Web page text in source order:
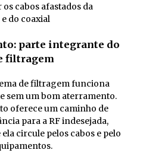
cabos afastados da
do coaxial
parte integrante do
filtragem
de filtragem funciona
sem um bom aterramento.
oferece um caminho de
para a RF indesejada,
circule pelos cabos e pelo